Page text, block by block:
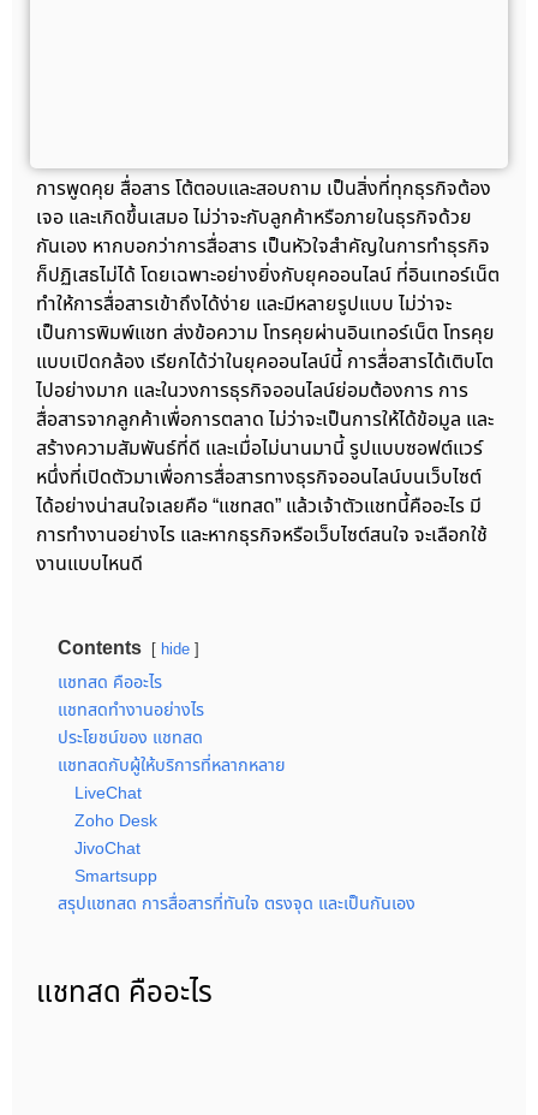
การพูดคุย สื่อสาร โต้ตอบและสอบถาม เป็นสิ่งที่ทุกธุรกิจต้อง
เจอ และเกิดขึ้นเสมอ ไม่ว่าจะกับลูกค้าหรือภายในธุรกิจด้วย
กันเอง หากบอกว่าการสื่อสาร เป็นหัวใจสำคัญในการทำธุรกิจ
ก็ปฏิเสธไม่ได้ โดยเฉพาะอย่างยิ่งกับยุคออนไลน์ ที่อินเทอร์เน็ต
ทำให้การสื่อสารเข้าถึงได้ง่าย และมีหลายรูปแบบ ไม่ว่าจะ
เป็นการพิมพ์แชท ส่งข้อความ โทรคุยผ่านอินเทอร์เน็ต โทรคุย
แบบเปิดกล้อง เรียกได้ว่าในยุคออนไลน์นี้ การสื่อสารได้เติบโต
ไปอย่างมาก และในวงการธุรกิจออนไลน์ย่อมต้องการ การ
สื่อสารจากลูกค้าเพื่อการตลาด ไม่ว่าจะเป็นการให้ได้ข้อมูล และ
สร้างความสัมพันธ์ที่ดี และเมื่อไม่นานมานี้ รูปแบบซอฟต์แวร์
หนึ่งที่เปิดตัวมาเพื่อการสื่อสารทางธุรกิจออนไลน์บนเว็บไซต์
ได้อย่างน่าสนใจเลยคือ “แชทสด” แล้วเจ้าตัวแชทนี้คืออะไร มี
การทำงานอย่างไร และหากธุรกิจหรือเว็บไซต์สนใจ จะเลือกใช้
งานแบบไหนดี
Contents hide
แชทสด คืออะไร
แชทสดทำงานอย่างไร
ประโยชน์ของ แชทสด
แชทสดกับผู้ให้บริการที่หลากหลาย
LiveChat
Zoho Desk
JivoChat
Smartsupp
สรุปแชทสด การสื่อสารที่ทันใจ ตรงจุด และเป็นกันเอง
แชทสด คืออะไร